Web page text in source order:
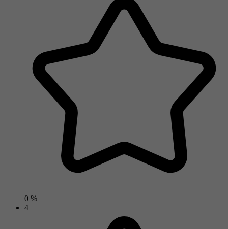
0 %
4